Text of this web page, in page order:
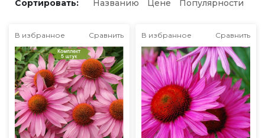
Сортировать: Названию Цене Популярности
В избранное Сравнить В избранное Сравнить